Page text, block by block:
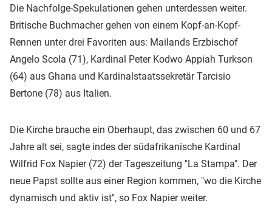
Die Nachfolge-Spekulationen gehen unterdessen weiter.
Britische Buchmacher gehen von einem Kopf-an-Kopf-
Rennen unter drei Favoriten aus: Mailands Erzbischof
Angelo Scola (71), Kardinal Peter Kodwo Appiah Turkson
(64) aus Ghana und Kardinalstaatssekretär Tarcisio
Bertone (78) aus Italien.
Die Kirche brauche ein Oberhaupt, das zwischen 60 und 67
Jahre alt sei, sagte indes der südafrikanische Kardinal
Wilfrid Fox Napier (72) der Tageszeitung "La Stampa". Der
neue Papst sollte aus einer Region kommen, "wo die Kirche
dynamisch und aktiv ist", so Fox Napier weiter.